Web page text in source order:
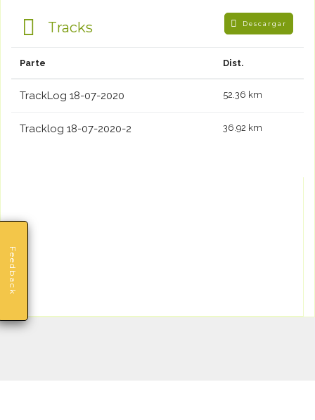
Feedback
Tracks Descargar
Parte Dist.
TrackLog 18-07-2020 52.36 km
Tracklog 18-07-2020-2 36.92 km